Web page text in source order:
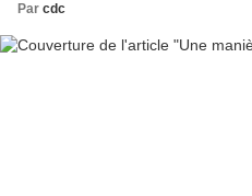
Par cdc